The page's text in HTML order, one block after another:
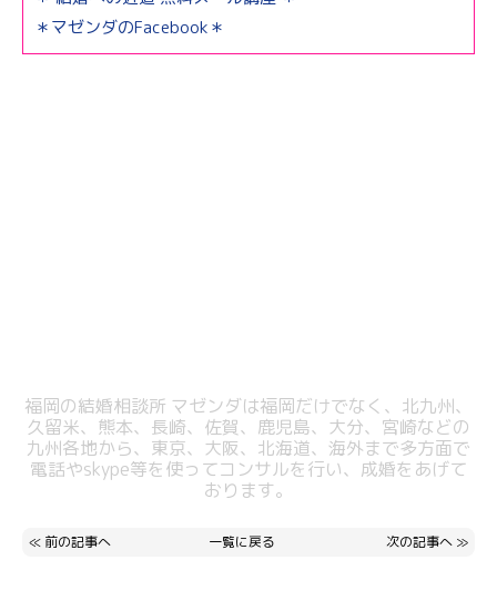
＊マゼンダのFacebook＊
福岡の結婚相談所 マゼンダは福岡だけでなく、北九州、
久留米、熊本、長崎、佐賀、鹿児島、大分、宮崎などの
九州各地から、東京、大阪、北海道、海外まで多方面で
電話やskype等を使ってコンサルを行い、成婚をあげて
おります。
≪ 前の記事へ 一覧に戻る 次の記事へ ≫